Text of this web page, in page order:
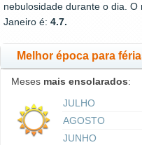
nebulosidade durante o dia.
Janeiro é: 4.7.
Melhor época para
Meses mais ensolarados:
JULHO
AGOSTO
JUNHO